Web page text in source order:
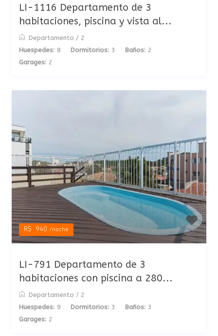
LI-1116 Departamento de 3
habitaciones, piscina y vista al...
Departamento / 2
Huespedes: 8 Dormitorios: 3 Baños: 2
Garages: 2
R$ 940/noche
LI-791 Departamento de 3
habitaciones con piscina a 280...
Departamento / 2
Huespedes: 9 Dormitorios: 3 Baños: 3
Garages: 2